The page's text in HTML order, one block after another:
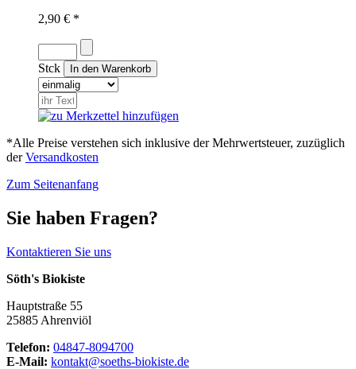
2,90 € *
Stck
*Alle Preise verstehen sich inklusive der Mehrwertsteuer, zuzüglich
derVersandkosten
Zum Seitenanfang
Sie haben Fragen?
Kontaktieren Sie uns
Söth's Biokiste
Hauptstraße 55
25885 Ahrenviöl
Telefon: 04847-8094700
E-Mail: kontakt@soeths-biokiste.de